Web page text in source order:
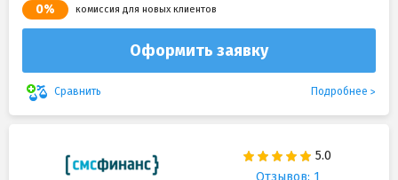
0% комиссия для новых клиентов
Оформить заявку
Сравнить Подробнее